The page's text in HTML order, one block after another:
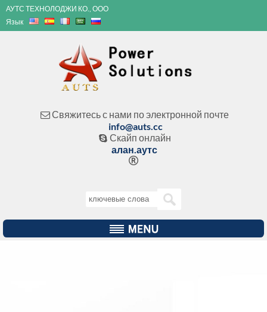
АУТС ТЕХНОЛОДЖИ КО., ООО
Язык
 Свяжитесь с нами по электронной почте
info@auts.cc
 Скайп онлайн
алан.аутс
